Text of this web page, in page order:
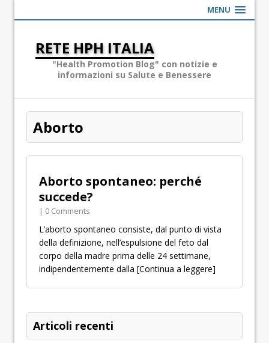
MENU
RETE HPH ITALIA
"Health Promotion Blog" con notizie e
informazioni su Salute e Benessere
Aborto
Aborto spontaneo: perché
succede?
| 0 Comments
L’aborto spontaneo consiste, dal punto di vista
della definizione, nell’espulsione del feto dal
corpo della madre prima delle 24 settimane,
indipendentemente dalla [Continua a leggere]
Articoli recenti